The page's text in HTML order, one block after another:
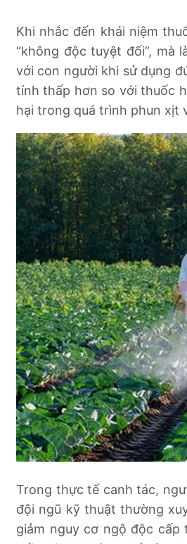
Khi nhắc đến khái niệm
“không độc tuyệt đối”, mà
với con người khi sử dụng
tính thấp hơn so với thuốc
hại trong quá trình phun xịt
Trong thực tế canh tác,
đội ngũ kỹ thuật thường
giảm nguy cơ ngộ độc cấp